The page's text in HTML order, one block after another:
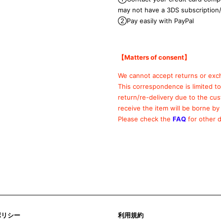
may not have a 3DS
②Pay easily with PayPal
【Matters of consent】
We cannot accept returns or
This correspondence is limited
return/re-delivery due to the
receive the item will be borne
Please check the FAQ for other
リシー 利用規約